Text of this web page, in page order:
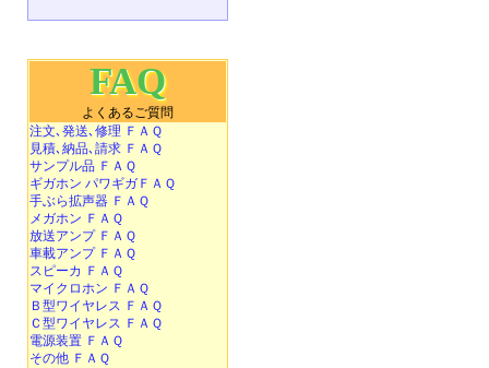
FAQ
よくあるご質問
注文､発送､修理 ＦＡＱ
見積､納品､請求 ＦＡＱ
サンプル品 ＦＡＱ
ギガホン パワギガＦＡＱ
手ぶら拡声器 ＦＡＱ
メガホン ＦＡＱ
放送アンプ ＦＡＱ
車載アンプ ＦＡＱ
スピーカ ＦＡＱ
マイクロホン ＦＡＱ
Ｂ型ワイヤレス ＦＡＱ
Ｃ型ワイヤレス ＦＡＱ
電源装置 ＦＡＱ
その他 ＦＡＱ